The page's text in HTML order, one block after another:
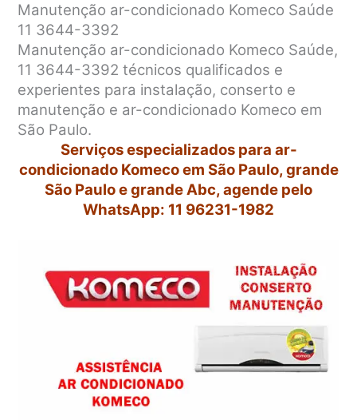
Manutenção ar-condicionado Komeco Saúde
11 3644-3392
Manutenção ar-condicionado Komeco Saúde,
11 3644-3392 técnicos qualificados e
experientes para instalação, conserto e
manutenção e ar-condicionado Komeco em
São Paulo.
Serviços especializados para ar-
condicionado Komeco em São Paulo, grande
São Paulo e grande Abc, agende pelo
WhatsApp: 11 96231-1982